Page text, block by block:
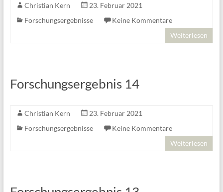
Christian Kern
23. Februar 2021
Forschungsergebnisse
Keine Kommentare
Weiterlesen
Forschungsergebnis 14
Christian Kern
23. Februar 2021
Forschungsergebnisse
Keine Kommentare
Weiterlesen